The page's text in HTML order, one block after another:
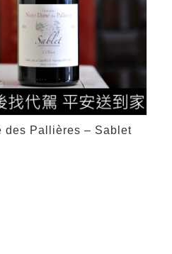
des Pallières – Sablet